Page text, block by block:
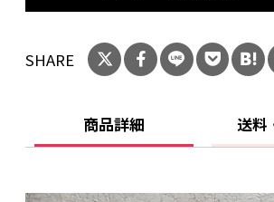
SHARE
商品詳細 送料